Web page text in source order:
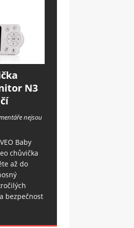
N3
nejsou
Baby
chůvička
až do
bezpečnost